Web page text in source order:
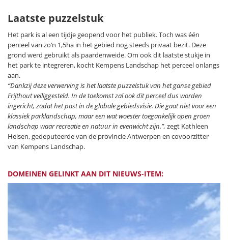
Laatste puzzelstuk
Het park is al een tijdje geopend voor het publiek. Toch was één
perceel van zo’n 1,5ha in het gebied nog steeds privaat bezit. Deze
grond werd gebruikt als paardenweide. Om ook dit laatste stukje in
het park te integreren, kocht Kempens Landschap het perceel onlangs
aan.
“Dankzij deze verwerving is het laatste puzzelstuk van het ganse gebied
Frijthout veiliggesteld. In de toekomst zal ook dit perceel dus worden
ingericht, zodat het past in de globale gebiedsvisie. Die gaat niet voor een
klassiek parklandschap, maar een wat woester toegankelijk open groen
landschap waar recreatie en natuur in evenwicht zijn.”, zegt Kathleen
Helsen, gedeputeerde van de provincie Antwerpen en covoorzitter
van Kempens Landschap.
DOMEINEN GELINKT AAN DIT NIEUWS-ITEM: